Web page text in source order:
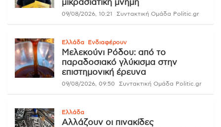
μικρασιατική μνήμη
09/08/2026, 10:21 Συντακτική Ομάδα Politic.gr
Ελλάδα Ενδιαφέρουν
Μελεκούνι Ρόδου: από το
παραδοσιακό γλύκισμα στην
επιστημονική έρευνα
09/08/2026, 09:50 Συντακτική Ομάδα Politic.gr
Ελλάδα
Αλλάζουν οι πινακίδες